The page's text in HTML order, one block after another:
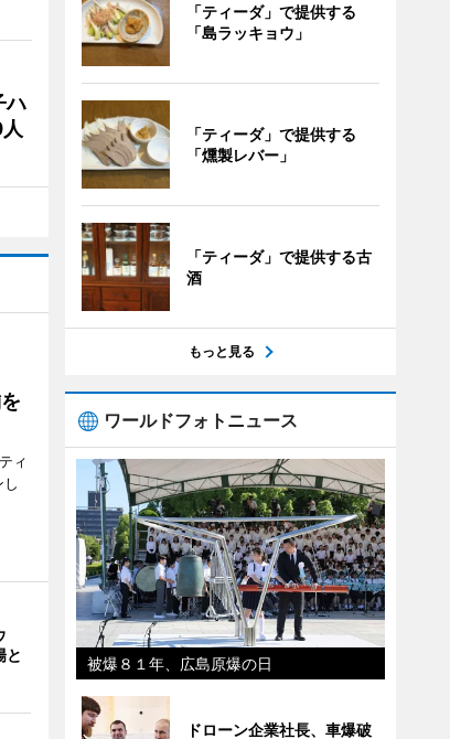
ハ
ィ
と
「ティーダ」で提供する
「島ラッキョウ」
「ティーダ」で提供する
「燻製レバー」
「ティーダ」で提供する古
酒
もっと見る
ワールドフォトニュース
被爆８１年、広島原爆の日
ドローン企業社長、車爆破